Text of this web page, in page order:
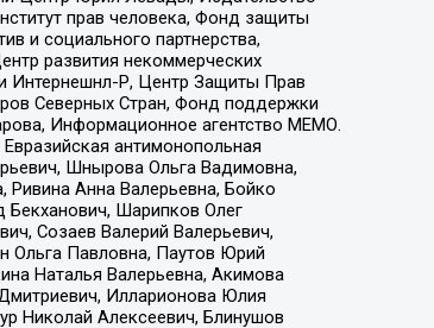
прав человека, Фонд защиты
и социального партнерства,
развития некоммерческих
Интернешнл-Р, Центр Защиты Прав
Северных Стран, Фонд поддержки
Информационное агентство МЕМО.
антимонопольная
Шнырова Ольга Вадимовна,
Ривина Анна Валерьевна, Бойко
Бекханович, Шарипков Олег
Созаев Валерий Валерьевич,
Ольга Павловна, Паутов Юрий
Наталья Валерьевна, Акимова
Илларионова Юлия
Николай Алексеевич, Блинушов